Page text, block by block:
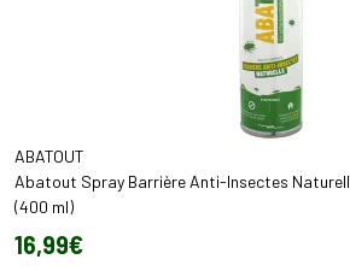
ABATOUT
Abatout Spray Barrière Anti-Insectes
(400 ml)
16,99€